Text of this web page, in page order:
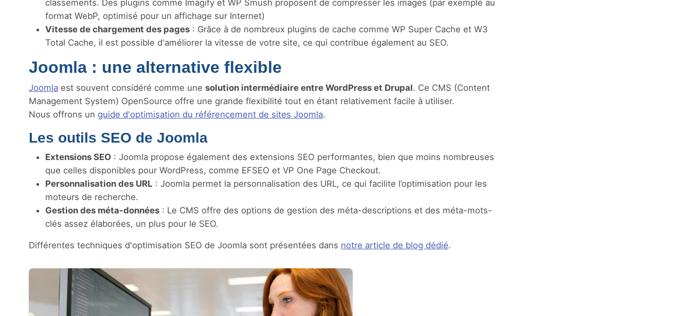
classements. Des plugins comme Imagify et WP Smush proposent de compresser les images (par exemple au
format WebP, optimisé pour un affichage sur Internet)
Vitesse de chargement des pages : Grâce à de nombreux plugins de cache comme WP Super Cache et W3
Total Cache, il est possible d'améliorer la vitesse de votre site, ce qui contribue également au SEO.
Joomla : une alternative flexible
Joomla est souvent considéré comme une solution intermédiaire entre WordPress et Drupal. Ce CMS (Content
Management System) OpenSource offre une grande flexibilité tout en étant relativement facile à utiliser.
Nous offrons un guide d'optimisation du référencement de sites Joomla.
Les outils SEO de Joomla
Extensions SEO : Joomla propose également des extensions SEO performantes, bien que moins nombreuses
que celles disponibles pour WordPress, comme EFSEO et VP One Page Checkout.
Personnalisation des URL : Joomla permet la personnalisation des URL, ce qui facilite l’optimisation pour les
moteurs de recherche.
Gestion des méta-données : Le CMS offre des options de gestion des méta-descriptions et des méta-mots-
clés assez élaborées, un plus pour le SEO.
Différentes techniques d'optimisation SEO de Joomla sont présentées dans notre article de blog dédié.